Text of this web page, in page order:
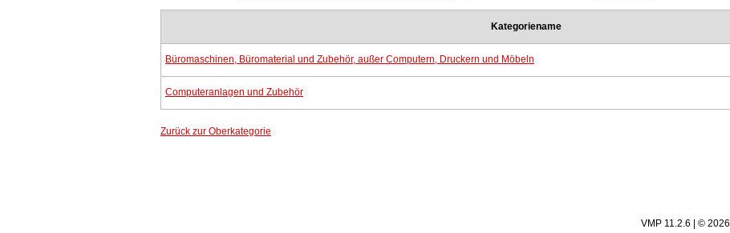
Kategoriename
Büromaschinen, Büromaterial und Zubehör, außer Computern, Druckern und Möbeln
Computeranlagen und Zubehör
Zurück zur Oberkategorie
VMP 11.2.6 | © 2026